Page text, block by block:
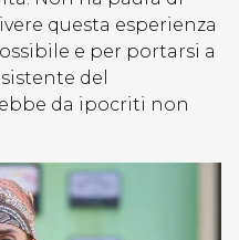
questa esperienza
e per portarsi a
del
da ipocriti non